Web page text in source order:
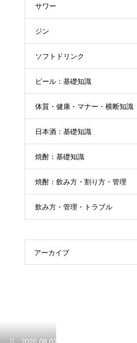
サワー
ジン
ソフトドリンク
ビール：基礎知識
体質・健康・マナー・横断知識
日本酒：基礎知識
焼酎：基礎知識
焼酎：飲み方・割り方・管理
飲み方・管理・トラブル
アーカイブ